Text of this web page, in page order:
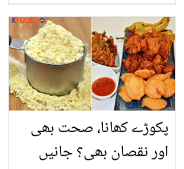
پکوڑے کھانا، صحت بھی
اور نقصان بھی؟ جانیں